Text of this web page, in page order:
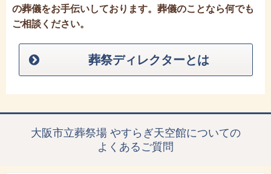
の葬儀をお手伝いしております。葬儀のことなら何でも
ご相談ください。
葬祭ディレクターとは
大阪市立葬祭場 やすらぎ天空館についての
よくあるご質問